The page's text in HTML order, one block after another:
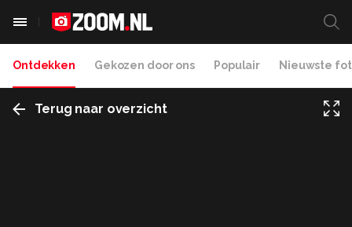
Ontdekken Gekozen door ons Populair Nieuwste
Terug naar overzicht